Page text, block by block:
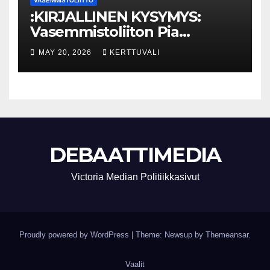
:KIRJALLINEN KYSYMYS:
Vasemmistoliiton Pia
Lohikoski: Missä viipyy Orpon
hallituksen drooniohjeistus
kunnille?
MAY 20, 2026 KERTTUVALI
DEBAATTIMEDIA
Victoria Median Politiikkasivut
Proudly powered by WordPress Theme: Newsup by Themeansar.
Vaalit